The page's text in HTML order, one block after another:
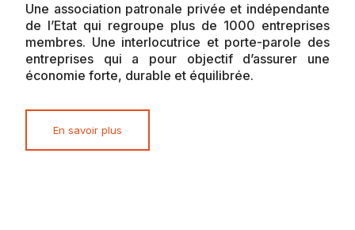
Une association patronale privée et indépendante
de l’Etat qui regroupe plus de 1000 entreprises
membres. Une interlocutrice et porte-parole des
entreprises qui a pour objectif d’assurer une
économie forte, durable et équilibrée.
En savoir plus